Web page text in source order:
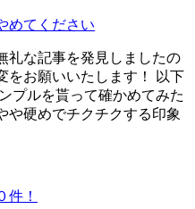
めてください
礼な記事を発見しましたの
をお願いいたします！ 以下
プルを貰って確かめてみた
や硬めでチクチクする印象
件！